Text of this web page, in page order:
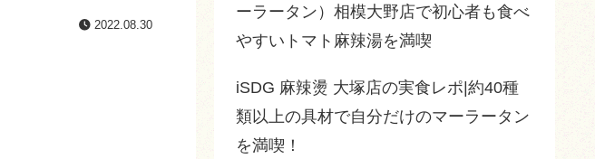
2022.08.30
ーラータン）相模大野店で初心者も食べ
やすいトマト麻辣湯を満喫
iSDG 麻辣燙 大塚店の実食レポ|約40種
類以上の具材で自分だけのマーラータン
を満喫！